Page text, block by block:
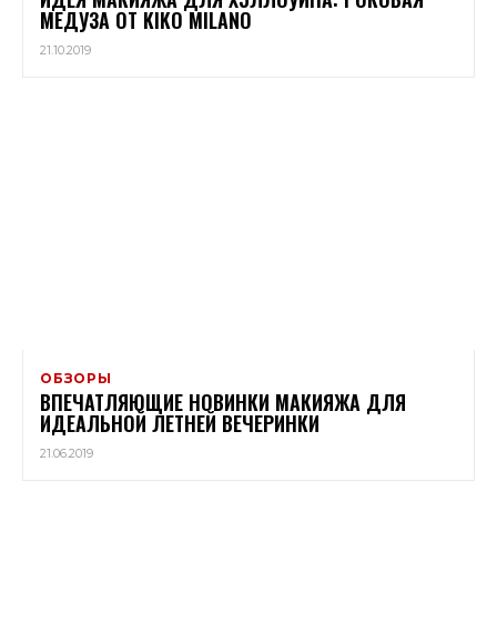
МЕДУЗА ОТ KIKO MILANO
21.10.2019
ОБЗОРЫ
ВПЕЧАТЛЯЮЩИЕ НОВИНКИ МАКИЯЖА ДЛЯ
ИДЕАЛЬНОЙ ЛЕТНЕЙ ВЕЧЕРИНКИ
21.06.2019